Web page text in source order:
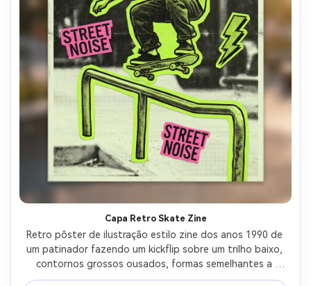
Capa Retro Skate Zine
Retro pôster de ilustração estilo zine dos anos 1990 de
um patinador fazendo um kickflip sobre um trilho baixo,
contornos grossos ousados, formas semelhantes a
colagem e gráficos de adesivos, paleta limitada alta de